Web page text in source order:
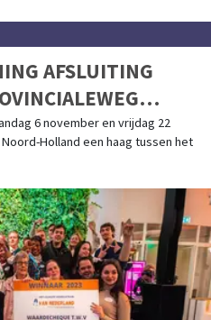
AFSLUITING
EN UITGEEST
6 november en vrijdag 22
Holland een haag tussen het